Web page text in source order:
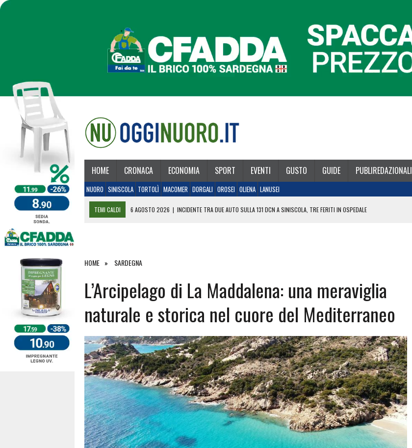
HOME CRONACA ECONOMIA SPORT EVENTI GUSTO GUIDE PUBLIREDAZIONALI
NUORO SINISCOLA TORTOLÌ MACOMER DORGALI OROSEI OLIENA LANUSEI
TEMI CALDI 6 AGOSTO 2026 | INCIDENTE TRA DUE AUTO SULLA 131 DCN A SINISCOLA, TRE FERITI IN OSPEDALE
27 LUGLIO 2026 | OMICIDIO A BARI SARDO, ECCO COME È STATO UCCISO SIMONE CONCAS
HOME SARDEGNA
L’Arcipelago di La Maddalena: una meraviglia
naturale e storica nel cuore del Mediterraneo